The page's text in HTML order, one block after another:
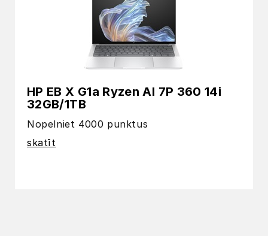
HP EB X G1a Ryzen AI 7P 360 14i
32GB/1TB
Nopelniet 4000 punktus
skatīt